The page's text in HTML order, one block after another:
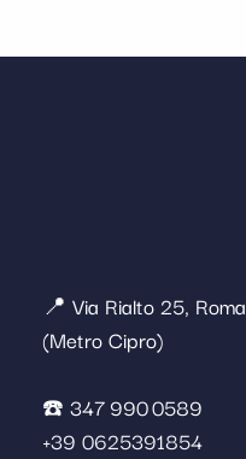
📍 Via Rialto 25, Roma
(Metro Cipro)
☎️ 347 990 0589
+39 0625391854